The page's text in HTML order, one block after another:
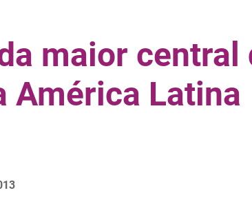
maior central
América Latina